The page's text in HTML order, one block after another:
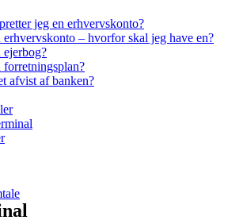
jeg en erhvervskonto?
erhvervskonto – hvorfor skal jeg have en?
ejerbog?
forretningsplan?
afvist af banken?